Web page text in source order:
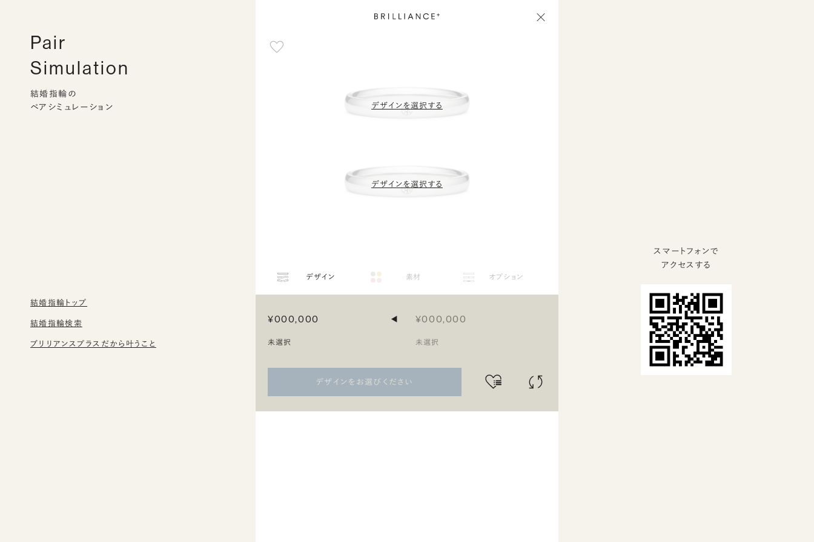
Pair
Simulation
結婚指輪の
ペアシミュレーション
結婚指輪トップ
結婚指輪検索
ブリリアンスプラスだから叶うこと
デザインを選択する
デザインを選択する
デザイン 素材 オプション
¥000,000
未選択
◀ ¥000,000
未選択
デザインをお選びください
スマートフォンで
アクセスする